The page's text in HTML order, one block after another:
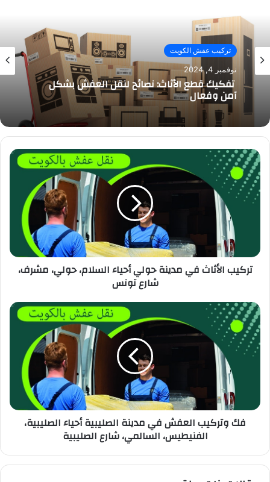
تركيب عفش الكويت
نوفمبر 4, 2024
تفكيك قطع الأثاث: نصائح لنقل العفش بشكل
آمن وفعال
تركيب الأثاث في مدينة حولي أحياء السلام، حولي، مشرف،
شارع تونس
فك وتركيب العفش في مدينة الصليبية أحياء الصليبية،
الفنيطيس، السالمي، شارع الصليبية